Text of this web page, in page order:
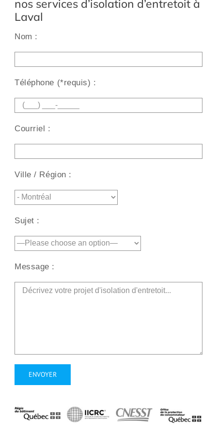
nos services d’isolation d’entretoit à
Laval
Nom :
Téléphone (*requis) :
Courriel :
Ville / Région :
Sujet :
Message :